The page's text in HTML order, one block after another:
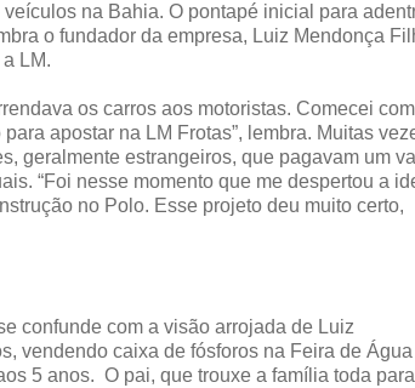
na Bahia. O pontapé inicial para
o fundador da empresa, Luiz Mendonça
LM.
os carros aos motoristas. Comecei com
apostar na LM Frotas”, lembra. Muitas
geralmente estrangeiros, que pagavam um
“Foi nesse momento que me despertou a
no Polo. Esse projeto deu muito certo,
confunde com a visão arrojada de Luiz
vendendo caixa de fósforos na Feira de
5 anos. O pai, que trouxe a família toda